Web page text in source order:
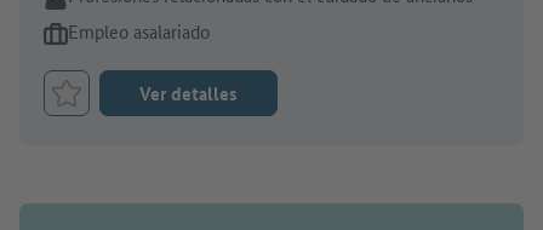
Tipo de oferta de empleo:
Empleo asalariado
Marcar el trabajo como favorito
Ver detalles